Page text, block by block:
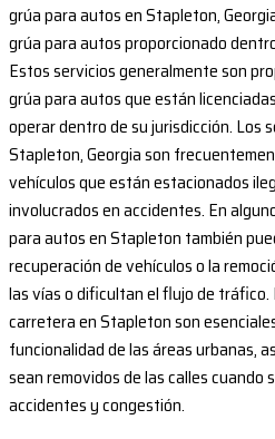
grúa para autos en Stapleton,
grúa para autos proporcionado
Estos servicios generalmente son
grúa para autos que están
operar dentro de su jurisdicción. Los
Stapleton, Georgia son
vehículos que están estacionados
involucrados en accidentes. En
para autos en Stapleton también
recuperación de vehículos o la
las vías o dificultan el flujo de
carretera en Stapleton son
funcionalidad de las áreas urbanas,
sean removidos de las calles cuando
accidentes y congestión.